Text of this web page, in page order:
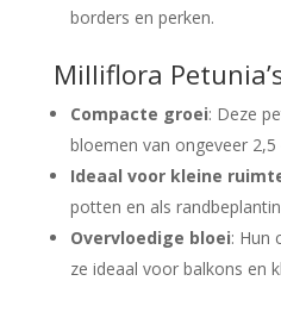
borders en perken.
Milliflora
Compacte groei: Deze
bloemen van ongeveer 2,5
Ideaal voor kleine
potten en als
Overvloedige bloei: Hun
ze ideaal voor balkons en